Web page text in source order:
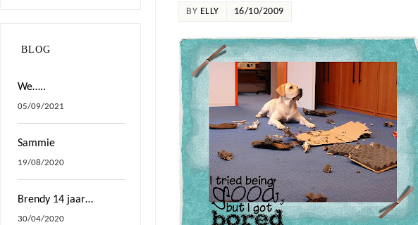
BY ELLY 16/10/2009
BLOG
We…..
05/09/2021
Sammie
19/08/2020
Brendy 14 jaar…
30/04/2020